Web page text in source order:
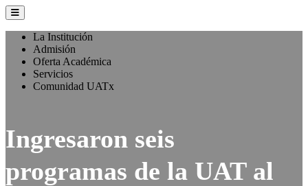
La Institución
Admisión
Oferta Académica
Servicios
Comunidad UATx
Ingresaron seis
programas de la UAT al